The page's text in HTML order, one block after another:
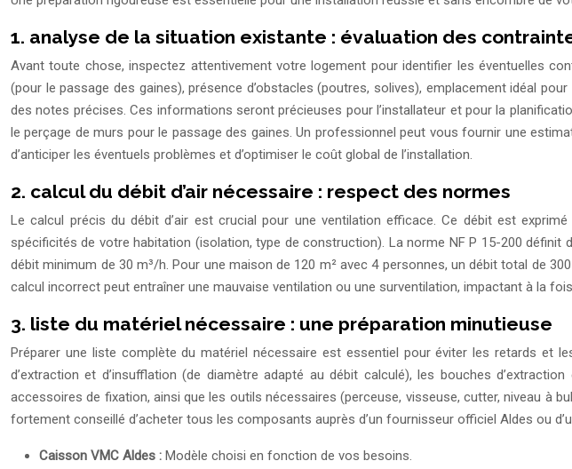
1. analyse de la situation existante : évaluation des
Avant toute chose, inspectez attentivement votre logement pour identifier les éventuelles
(pour le passage des gaines), présence d’obstacles (poutres, solives), emplacement idéal
des notes précises. Ces informations seront précieuses pour l’installateur et pour la
le perçage de murs pour le passage des gaines. Un professionnel peut vous fournir une
d’anticiper les éventuels problèmes et d’optimiser le coût global de l’installation.
2. calcul du débit d’air nécessaire : respect des normes
Le calcul précis du débit d’air est crucial pour une ventilation efficace. Ce débit est
spécificités de votre habitation (isolation, type de construction). La norme NF P 15-200
débit minimum de 30 m³/h. Pour une maison de 120 m² avec 4 personnes, un débit total de
calcul incorrect peut entraîner une mauvaise ventilation ou une surventilation, impactant à la
3. liste du matériel nécessaire : une préparation minutieuse
Préparer une liste complète du matériel nécessaire est essentiel pour éviter les retards et
d’extraction et d’insufflation (de diamètre adapté au débit calculé), les bouches
accessoires de fixation, ainsi que les outils nécessaires (perceuse, visseuse, cutter, niveau à
fortement conseillé d’acheter tous les composants auprès d’un fournisseur officiel Aldes ou
Caisson VMC Aldes : Modèle choisi en fonction de vos besoins.